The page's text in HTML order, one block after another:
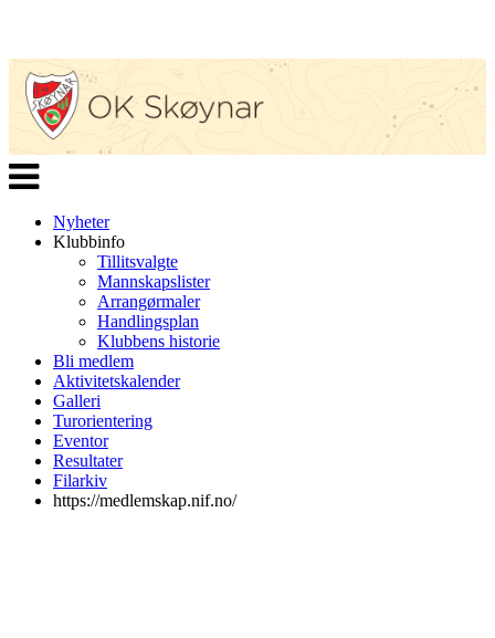
Veksle
navigasjon
Nyheter
Klubbinfo
Tillitsvalgte
Mannskapslister
Arrangørmaler
Handlingsplan
Klubbens historie
Bli medlem
Aktivitetskalender
Galleri
Turorientering
Eventor
Resultater
Filarkiv
https://medlemskap.nif.no/